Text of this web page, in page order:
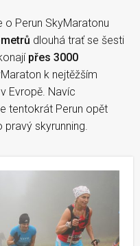
o Perun SkyMaratonu
dlouhá trať se šesti
přes 3000
k nejtěžším
Evropě. Navíc
tentokrát Perun opět
skyrunning.